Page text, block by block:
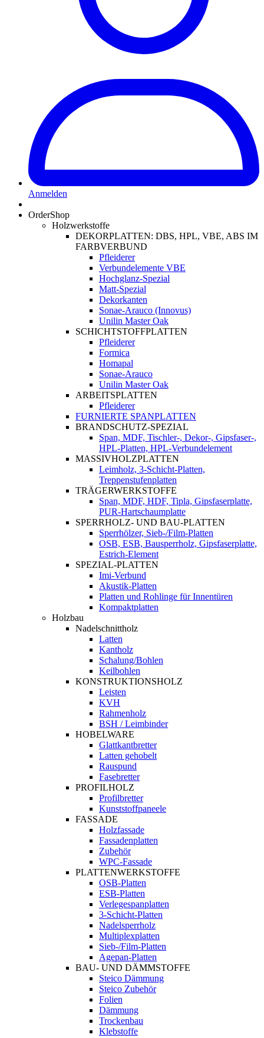
Anmelden
OrderShop
Holzwerkstoffe
DEKORPLATTEN: DBS, HPL, VBE, ABS IM
FARBVERBUND
Pfleiderer
Verbundelemente VBE
Hochglanz-Spezial
Matt-Spezial
Dekorkanten
Sonae-Arauco (Innovus)
Unilin Master Oak
SCHICHTSTOFFPLATTEN
Pfleiderer
Formica
Homapal
Sonae-Arauco
Unilin Master Oak
ARBEITSPLATTEN
Pfleiderer
FURNIERTE SPANPLATTEN
BRANDSCHUTZ-SPEZIAL
Span, MDF, Tischler-, Dekor-, Gipsfaser-,
HPL-Platten, HPL-Verbundelement
MASSIVHOLZPLATTEN
Leimholz, 3-Schicht-Platten,
Treppenstufenplatten
TRÄGERWERKSTOFFE
Span, MDF, HDF, Tipla, Gipsfaserplatte,
PUR-Hartschaumplatte
SPERRHOLZ- UND BAU-PLATTEN
Sperrhölzer, Sieb-/Film-Platten
OSB, ESB, Bausperrholz, Gipsfaserplatte,
Estrich-Element
SPEZIAL-PLATTEN
Imi-Verbund
Akustik-Platten
Platten und Rohlinge für Innentüren
Kompaktplatten
Holzbau
Nadelschnittholz
Latten
Kantholz
Schalung/Bohlen
Keilbohlen
KONSTRUKTIONSHOLZ
Leisten
KVH
Rahmenholz
BSH / Leimbinder
HOBELWARE
Glattkantbretter
Latten gehobelt
Rauspund
Fasebretter
PROFILHOLZ
Profilbretter
Kunststoffpaneele
FASSADE
Holzfassade
Fassadenplatten
Zubehör
WPC-Fassade
PLATTENWERKSTOFFE
OSB-Platten
ESB-Platten
Verlegespanplatten
3-Schicht-Platten
Nadelsperrholz
Multiplexplatten
Sieb-/Film-Platten
Agepan-Platten
BAU- UND DÄMMSTOFFE
Steico Dämmung
Steico Zubehör
Folien
Dämmung
Trockenbau
Klebstoffe